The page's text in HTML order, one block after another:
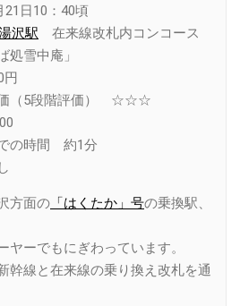
日10：40頃
沢駅 在来線改札内コンコース
雪中庵」
価（5段階評価） ☆☆☆
の時間 約1分
方面の 「はくたか」号の乗換駅、
ヤーでもにぎわっています。
幹線と在来線の乗り換え改札を通